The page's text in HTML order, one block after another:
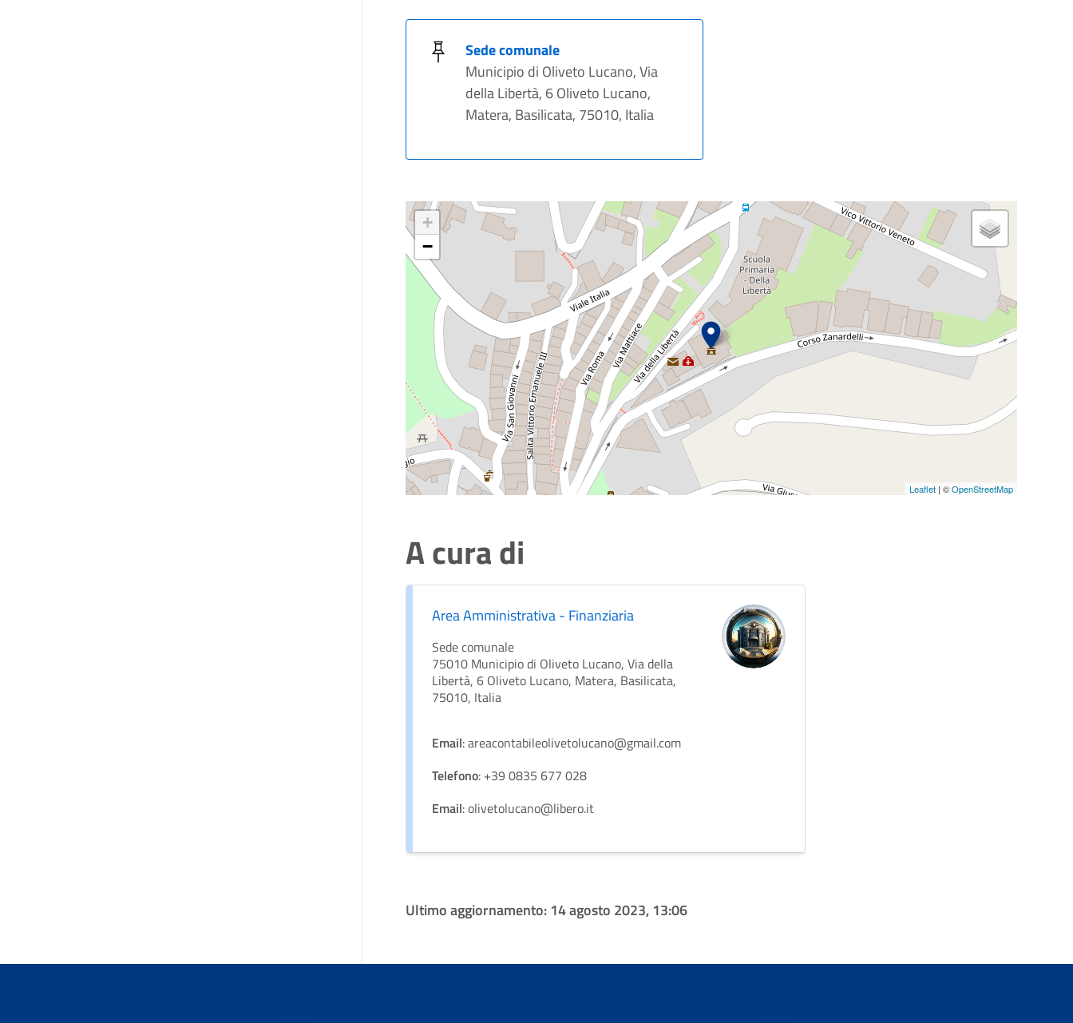
Sede comunale
Municipio di Oliveto Lucano, Via
della Libertà, 6 Oliveto Lucano,
Matera, Basilicata, 75010, Italia
+
−
Leaflet| ©OpenStreetMap
A cura di
Area Amministrativa - Finanziaria
Sede comunale
75010 Municipio di Oliveto Lucano, Via della
Libertà, 6 Oliveto Lucano, Matera, Basilicata,
75010, Italia
Email: areacontabileolivetolucano@gmail.com
Telefono: +39 0835 677 028
Email: olivetolucano@libero.it
Ultimo aggiornamento:14 agosto 2023, 13:06